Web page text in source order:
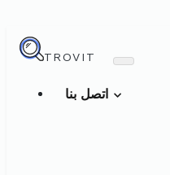
TROVIT